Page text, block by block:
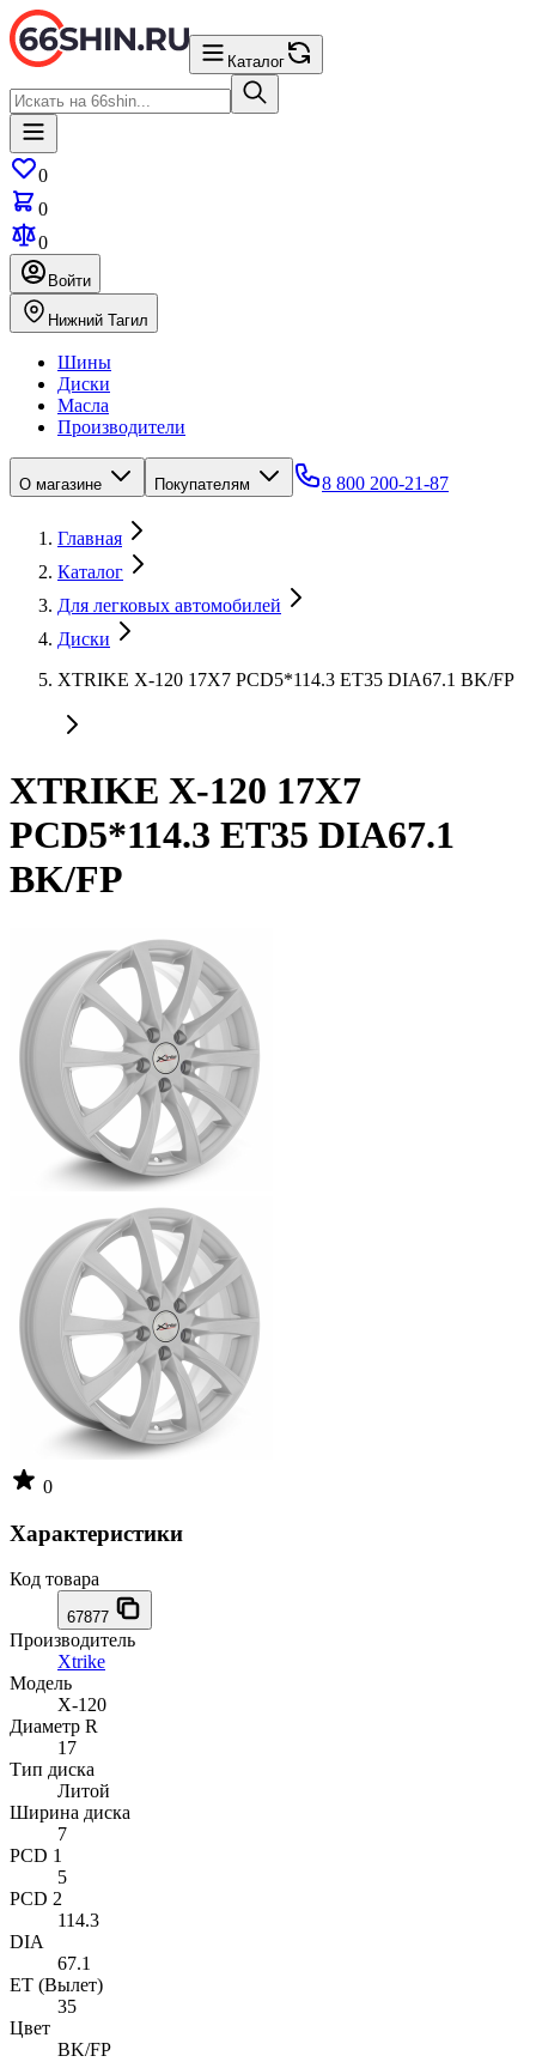
Каталог
0
0
0
Войти
Нижний Тагил
Шины
Диски
Масла
Производители
О магазине Покупателям 8 800 200-21-87
Главная
Каталог
Для легковых автомобилей
Диски
XTRIKE X-120 17X7 PCD5*114.3 ET35 DIA67.1 BK/FP
XTRIKE X-120 17X7
PCD5*114.3 ET35 DIA67.1
BK/FP
0
Характеристики
Код товара
67877
Производитель
Xtrike
Модель
X-120
Диаметр R
17
Тип диска
Литой
Ширина диска
7
PCD 1
5
PCD 2
114.3
DIA
67.1
ET (Вылет)
35
Цвет
BK/FP